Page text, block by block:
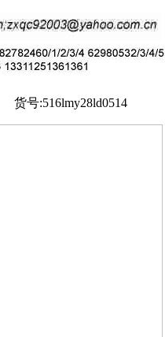
货号:516lmy28ld0514